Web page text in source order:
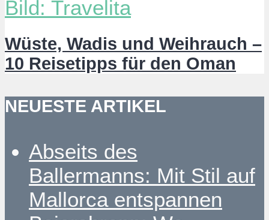
Wüste, Wadis und Weihrauch –
10 Reisetipps für den Oman
NEUESTE ARTIKEL
Abseits des
Ballermanns: Mit Stil auf
Mallorca entspannen